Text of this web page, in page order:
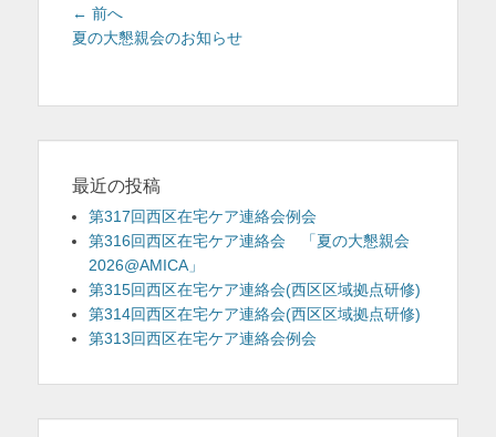
表
示
投
稿
ー
シ
ョ
ン
← 前へ
の
夏の大懇親会のお知らせ
最近の投稿
第317回西区在宅ケア連絡会例会
第316回西区在宅ケア連絡会 「夏の大懇親会
2026@AMICA」
第315回西区在宅ケア連絡会(西区区域拠点研修)
第314回西区在宅ケア連絡会(西区区域拠点研修)
第313回西区在宅ケア連絡会例会